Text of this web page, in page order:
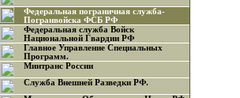
Федеральная пограничная служба-
Погранвойска ФСБ РФ
Федеральная служба Войск
Национальной Гвардии РФ
Главное Управление Специальных
Программ.
Минтранс России
Служба Внешней Разведки РФ.